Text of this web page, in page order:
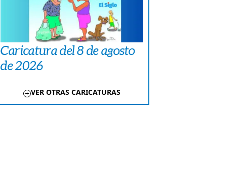
Caricatura del 8 de agosto
de 2026
VER OTRAS CARICATURAS